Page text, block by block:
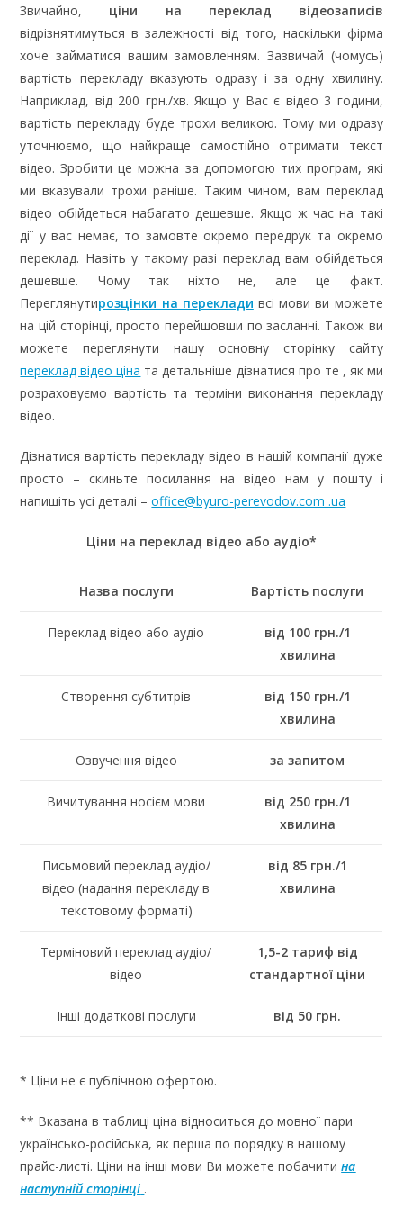
Звичайно, ціни на переклад відеозаписів
відрізнятимуться в залежності від того, наскільки фірма
хоче займатися вашим замовленням. Зазвичай (чомусь)
вартість перекладу вказують одразу і за одну хвилину.
Наприклад, від 200 грн./хв. Якщо у Вас є відео 3 години,
вартість перекладу буде трохи великою. Тому ми одразу
уточнюємо, що найкраще самостійно отримати текст
відео. Зробити це можна за допомогою тих програм, які
ми вказували трохи раніше. Таким чином, вам переклад
відео обійдеться набагато дешевше. Якщо ж час на такі
дії у вас немає, то замовте окремо передрук та окремо
переклад. Навіть у такому разі переклад вам обійдеться
дешевше. Чому так ніхто не, але це факт.
Переглянутирозцінки на переклади всі мови ви можете
на цій сторінці, просто перейшовши по засланні. Також ви
можете переглянути нашу основну сторінку сайту
переклад відео ціна та детальніше дізнатися про те , як ми
розраховуємо вартість та терміни виконання перекладу
відео.
Дізнатися вартість перекладу відео в нашій компанії дуже
просто – скиньте посилання на відео нам у пошту і
напишіть усі деталі –office@byuro-perevodov.com .ua
Ціни на переклад відео або аудіо*
Назва послуги Вартість послуги
Переклад відео або аудіо
від 100 грн./1
хвилина
Створення субтитрів
від 150 грн./1
хвилина
Озвучення відео за запитом
Вичитування носієм мови
від 250 грн./1
хвилина
Письмовий переклад аудіо/
відео (надання перекладу в
текстовому форматі)
від 85 грн./1
хвилина
Терміновий переклад аудіо/
відео
1,5-2 тариф від
стандартної ціни
Інші додаткові послуги від 50 грн.
* Ціни не є публічною офертою.
** Вказана в таблиці ціна відноситься до мовної пари
українсько-російська, як перша по порядку в нашому
прайс-листі. Ціни на інші мови Ви можете побачитина
наступній сторінці .